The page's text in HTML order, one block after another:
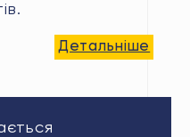
Детальніше